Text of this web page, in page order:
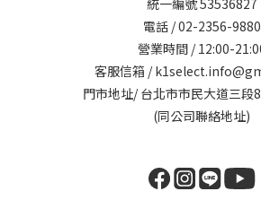
統一編號 53536827
電話 / 02-2356-9880
營業時間 / 12:00-
客服信箱 /
門市地址/ 台北市市民大道三段
(同公司聯絡地址)